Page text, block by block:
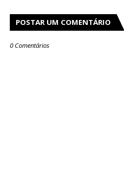
POSTAR UM COMENTÁRIO
0 Comentários